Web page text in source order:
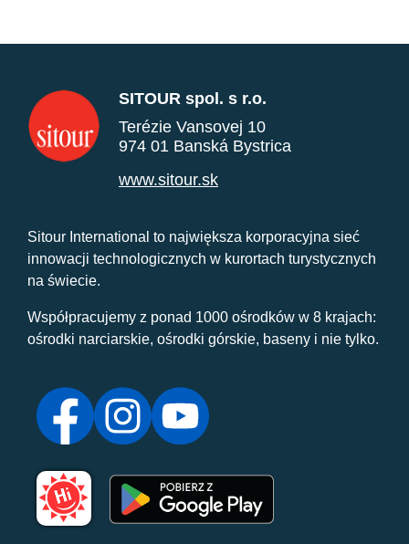
SITOUR spol. s r.o.
Terézie Vansovej 10
974 01 Banská Bystrica
www.sitour.sk
Sitour International to największa korporacyjna sieć
innowacji technologicznych w kurortach turystycznych
na świecie.
Współpracujemy z ponad 1000 ośrodków w 8 krajach:
ośrodki narciarskie, ośrodki górskie, baseny i nie tylko.